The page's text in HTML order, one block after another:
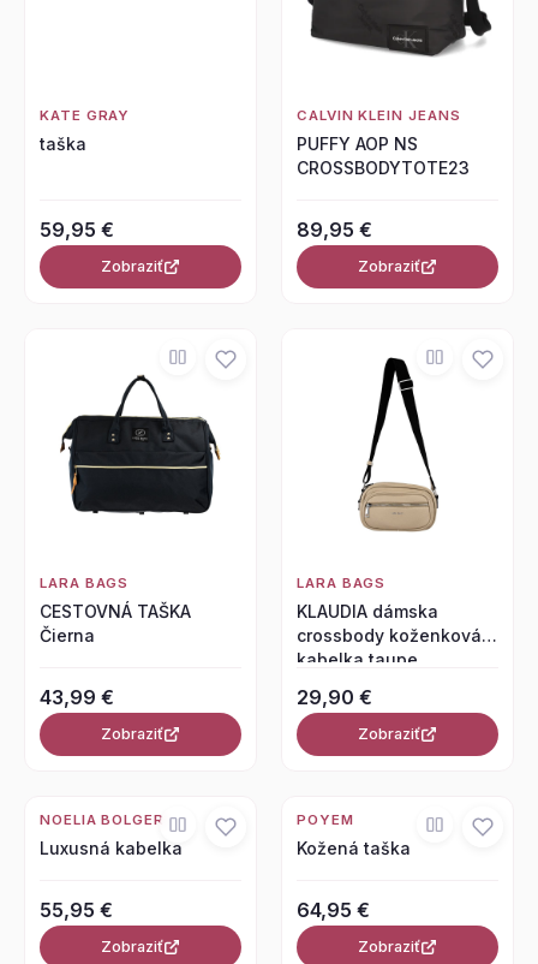
KATE GRAY
taška
59,95 €
Zobraziť
CALVIN KLEIN JEANS
PUFFY AOP NS
CROSSBODYTOTE23
89,95 €
Zobraziť
LARA BAGS
CESTOVNÁ TAŠKA
Čierna
43,99 €
Zobraziť
LARA BAGS
KLAUDIA dámska
crossbody koženková
kabelka taupe
29,90 €
Zobraziť
NOELIA BOLGER
Luxusná kabelka
55,95 €
Zobraziť
POYEM
Kožená taška
64,95 €
Zobraziť